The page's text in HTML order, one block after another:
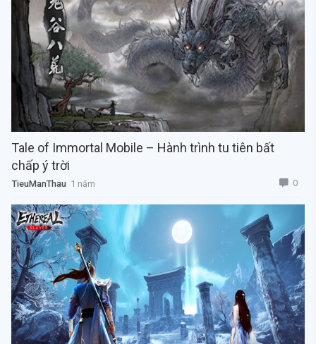
Tale of Immortal Mobile – Hành trình tu tiên bất
chấp ý trời
TieuManThau 1 năm 0